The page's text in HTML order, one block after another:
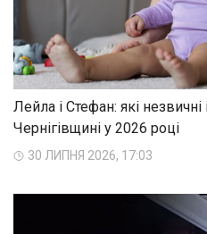
Лейла і Стефан: які
Чернігівщині у 2026 році
30 ЛИПНЯ 2026, 17:03